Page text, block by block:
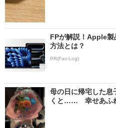
FPが解説！Apple製
方法とは？
PR(Fav-Log)
母の日に帰宅した
くと…… 幸せあふ